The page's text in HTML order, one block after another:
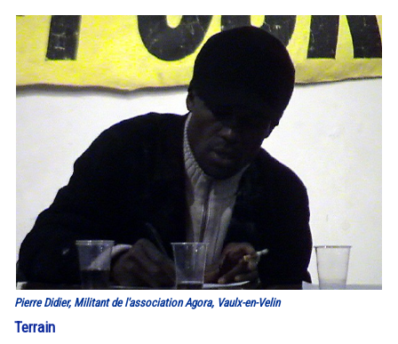
Pierre Didier, Militant de l'association Agora, Vaulx-en-Velin
Terrain